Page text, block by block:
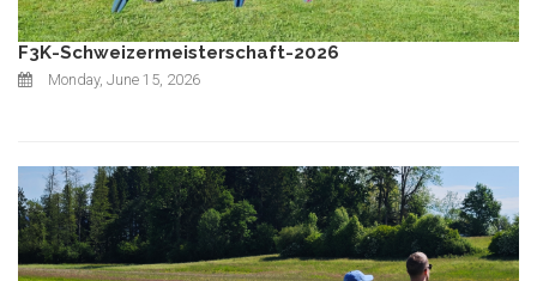
F3K-Schweizermeisterschaft-2026
Monday, June 15, 2026